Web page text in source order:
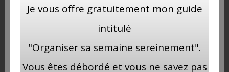
ParThia Brownsugar Aucun commentaire
VOUS POURRIEZ AUSSI AIMER
Je vous offre gratuitement mon guide
intitulé
"Organiser sa semaine sereinement".
Vous êtes débordé et vous ne savez pas